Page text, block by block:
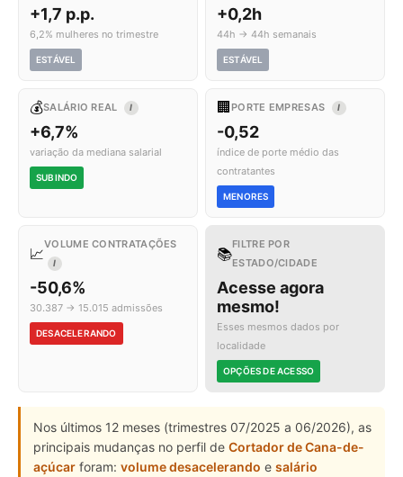
+1,7 p.p.
6,2% mulheres no trimestre
ESTÁVEL
+0,2h
44h → 44h semanais
ESTÁVEL
💰SALÁRIO REAL I
+6,7%
variação da mediana salarial
SUBINDO
🏢 PORTE EMPRESAS I
-0,52
índice de porte médio das
contratantes
MENORES
📈
VOLUME CONTRATAÇÕES
I
-50,6%
30.387 → 15.015 admissões
DESACELERANDO
📚
FILTRE POR
ESTADO/CIDADE
Acesse agora
mesmo!
Esses mesmos dados por
localidade
OPÇÕES DE ACESSO
Nos últimos 12 meses (trimestres 07/2025 a 06/2026), as
principais mudanças no perfil de Cortador de Cana-de-
açúcar foram: volume desacelerando e salário